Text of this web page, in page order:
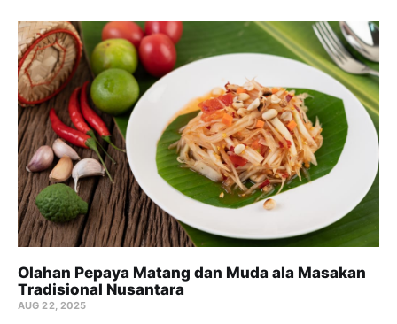
Olahan Pepaya Matang dan Muda ala Masakan
Tradisional Nusantara
AUG 22, 2025